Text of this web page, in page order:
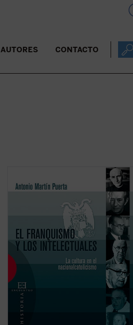
AUTORES CONTACTO
Concluida la guerra civil, la situación
general de España era de graves
carencias. Un nuevo régimen autoritario
y confesional procedía a crear un marco
que pretendió la completa modificación
de los datos previos a la guerra. El
inicialmente no ...(ver ficha)